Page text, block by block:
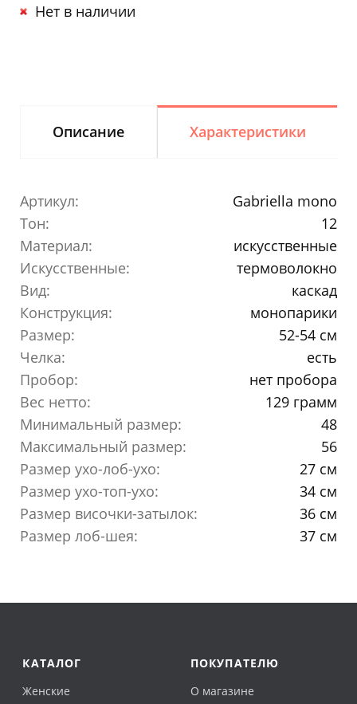
Нет в наличии
Описание Характеристики
Артикул:
Gabriella mono
Тон:
12
Материал:
искусственные
Искусственные:
термоволокно
Вид:
каскад
Конструкция:
монопарики
Размер:
52-54 см
Челка:
есть
Пробор:
нет пробора
Вес нетто:
129 грамм
Минимальный размер:
48
Максимальный размер:
56
Размер ухо-лоб-ухо:
27 см
Размер ухо-топ-ухо:
34 см
Размер височки-затылок:
36 см
Размер лоб-шея:
37 см
КАТАЛОГ
Женские
ПОКУПАТЕЛЮ
О магазине